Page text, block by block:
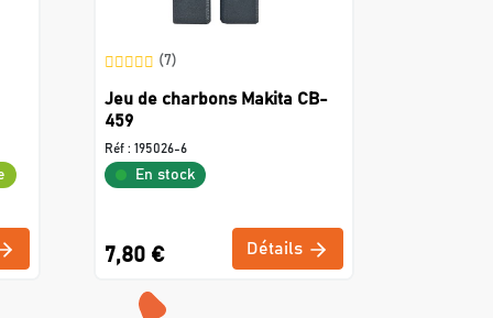
(7)
Jeu de charbons Makita CB-
459
Réf : 195026-6
En stock
7,80 € Détails